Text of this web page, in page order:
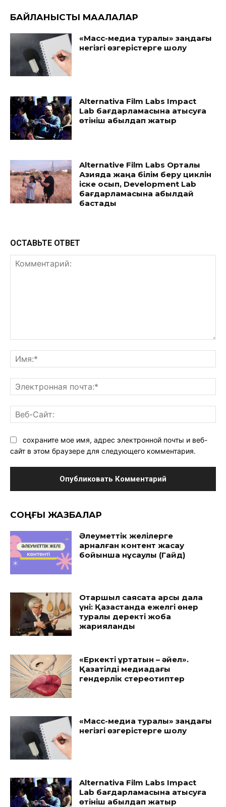
БАЙЛАНЫСТЫ МАҚАЛАЛАР
«Масс-медиа туралы» заңдағы
негізгі өзгерістерге шолу
Alternativa Film Labs Impact
Lab бағдарламасына қатысуға
өтініш қабылдап жатыр
Alternative Film Labs Орталық
Азияда жаңа білім беру циклін
іске қосып, Development Lab
бағдарламасына қабылдай
бастады
ОСТАВЬТЕ ОТВЕТ
сохраните мое имя, адрес электронной почты и веб-
сайт в этом браузере для следующего комментария.
CОҢҒЫ ЖАЗБАЛАР
Әлеуметтік желілерге
арналған контент жасау
бойынша нұсқаулық (Гайд)
Отаршыл саясатқа қарсы дала
үні: Қазақстанда ежелгі өнер
туралы деректі жоба
жарияланды
«Еркекті құртатын – әйел».
Қазақтілді медиадағы
гендерлік стереотиптер
«Масс-медиа туралы» заңдағы
негізгі өзгерістерге шолу
Alternativa Film Labs Impact
Lab бағдарламасына қатысуға
өтініш қабылдап жатыр